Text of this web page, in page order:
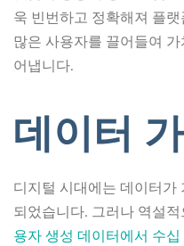
욱 빈번하고 정확해져 플
많은 사용자를 끌어들여
어냅니다.
데이터
디지털 시대에는 데이터가
되었습니다. 그러나 역설
용자 생성 데이터에서 수십